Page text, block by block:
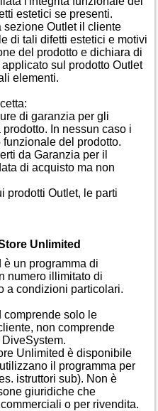
estetici se presenti.
Outlet il cliente
di tali difetti estetici e motivi
del prodotto e dichiara di
sul prodotto Outlet
elementi.
di garanzia per gli
In nessun caso i
del prodotto.
da Garanzia per il
di acquisto ma non
prodotti Outlet, le parti
Unlimited
è un programma di
numero illimitato di
a condizioni particolari.
comprende solo le
non comprende
Unlimited è disponibile
il programma per
istruttori sub). Non è
giuridiche che
o per rivendita.